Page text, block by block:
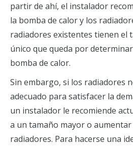
partir de ahí, el instalador
la bomba de calor y los
radiadores existentes tienen el
único que queda por
bomba de calor.
Sin embargo, si los radiadores
adecuado para satisfacer la
un instalador le recomiende
a un tamaño mayor o
radiadores. Para hacerse una